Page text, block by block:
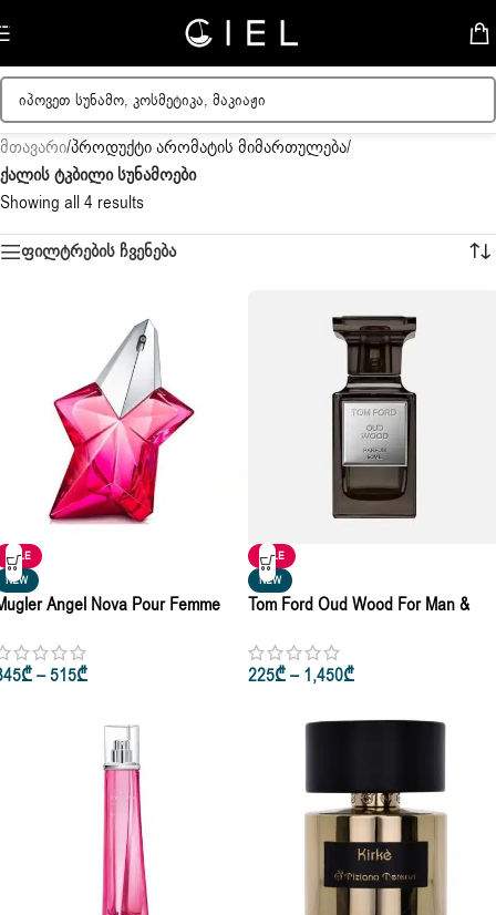
Skip to navigation
მთავარი/პროდუქტი არომატის მიმართულება/
ქალის ტკბილი სუნამოები
Showing all 4 results
ფილტრების ჩვენება
SALE
NEW
Angel Nova Pour Femme
₾–515₾
SALE
NEW
Tom Ford Oud Wood For Man &
100ml
225₾– 1,450₾